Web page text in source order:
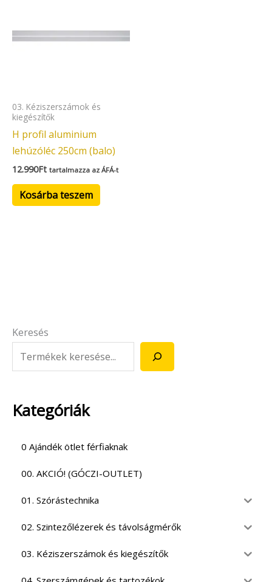
Keresés
Kategóriák
0 Ajándék ötlet férfiaknak
00. AKCIÓ! (GÓCZI-OUTLET)
01. Szórástechnika
02. Szintezőlézerek és távolságmérők
03. Kéziszerszámok és kiegészítők
03. Kéziszerszámok és
kiegészítők
H profil aluminium
lehúzóléc 250cm (balo)
12.990Ft tartalmazza az ÁFÁ-t
Kosárba teszem